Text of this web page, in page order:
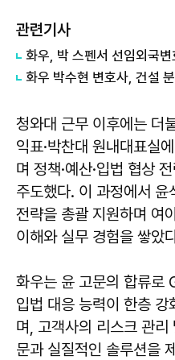
관련기사
화우 박수현 변호사, 건설
청와대 근무 이후에는 더
익표·박찬대 원내대표실
며 정책·예산·입법 협상
주도했다. 이 과정에서
전략을 총괄 지원하며 여
이해와 실무 경험을 쌓았
화우는 윤 고문의 합류로
입법 대응 능력이 한층
며, 고객사의 리스크 관
문과 실질적인 솔루션을